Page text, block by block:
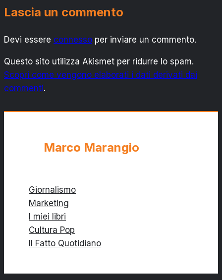
Boccia
riprova
Lascia un commento
Devi essere connesso per inviare un commento.
Questo sito utilizza Akismet per ridurre lo spam.
Scopri come vengono elaborati i dati derivati dai
commenti.
Marco Marangio
Giornalismo
Marketing
I miei libri
Cultura Pop
Il Fatto Quotidiano